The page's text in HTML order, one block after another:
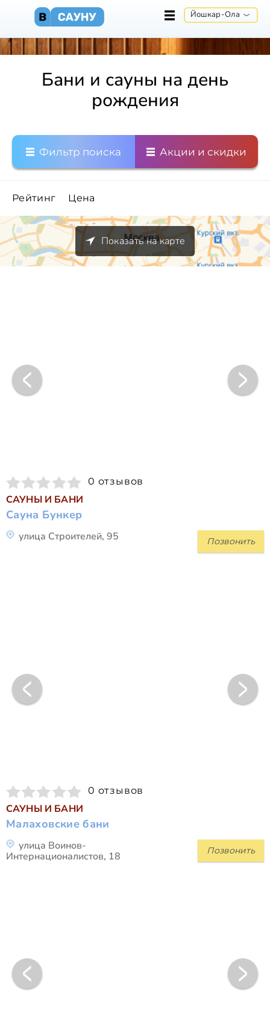
Йошкар-Ола
Бани и сауны на день
рождения
Фильтр поиска Акции и скидки
Рейтинг Цена
Показать на карте
0 отзывов
САУНЫ И БАНИ
Сауна Бункер
Позвонить
улица Строителей, 95
0 отзывов
САУНЫ И БАНИ
Малаховские бани
Позвонить
улица Воинов-
Интернационалистов, 18